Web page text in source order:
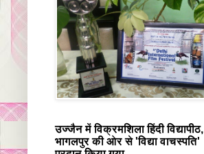
उज्जैन में विक्रमशिला हिंदी विद्यापीठ,
भागलपुर की ओर से 'विद्या वाचस्पति'